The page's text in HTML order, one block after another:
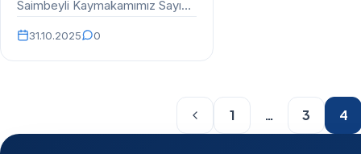
Saimbeyli Kaymakamımız Sayın
Emre Aydın, Belediye
Başkanımız Sayın Mahmut Dal,
Belediye Başkan…
31.10.2025 0
1 … 3 4